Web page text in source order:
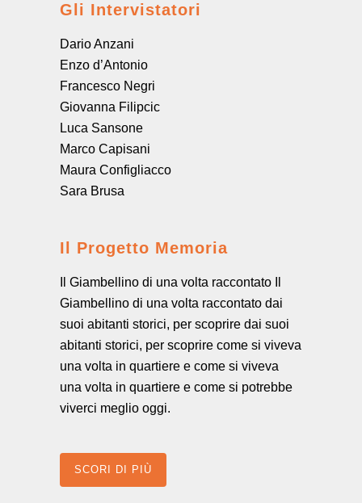
Gli Intervistatori
Dario Anzani
Enzo d’Antonio
Francesco Negri
Giovanna Filipcic
Luca Sansone
Marco Capisani
Maura Configliacco
Sara Brusa
Il Progetto Memoria
Il Giambellino di una volta raccontato Il
Giambellino di una volta raccontato dai
suoi abitanti storici, per scoprire dai suoi
abitanti storici, per scoprire come si viveva
una volta in quartiere e come si viveva
una volta in quartiere e come si potrebbe
viverci meglio oggi.
SCORI DI PIÙ